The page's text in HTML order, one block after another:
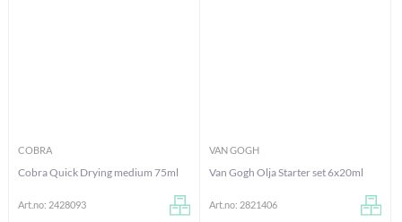
COBRA
Cobra Quick Drying medium 75ml
Art.no: 2428093
VAN GOGH
Van Gogh Olja Starter set 6x20ml
Art.no: 2821406